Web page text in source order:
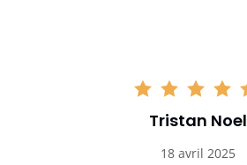
Tristan Noel
18 avril 2025